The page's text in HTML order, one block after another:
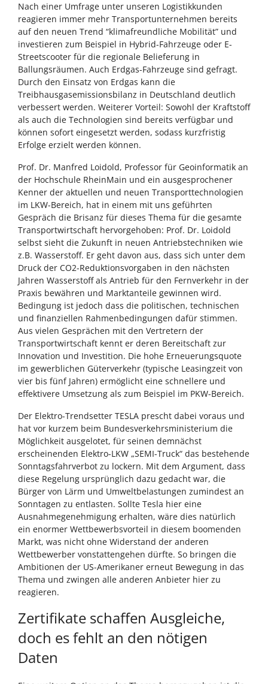
Nach einer Umfrage unter unseren Logistikkunden
reagieren immer mehr Transportunternehmen bereits
auf den neuen Trend “klimafreundliche Mobilität” und
investieren zum Beispiel in Hybrid-Fahrzeuge oder E-
Streetscooter für die regionale Belieferung in
Ballungsräumen. Auch Erdgas-Fahrzeuge sind gefragt.
Durch den Einsatz von Erdgas kann die
Treibhausgasemissionsbilanz in Deutschland deutlich
verbessert werden. Weiterer Vorteil: Sowohl der Kraftstoff
als auch die Technologien sind bereits verfügbar und
können sofort eingesetzt werden, sodass kurzfristig
Erfolge erzielt werden können.
Prof. Dr. Manfred Loidold, Professor für Geoinformatik an
der Hochschule RheinMain und ein ausgesprochener
Kenner der aktuellen und neuen Transporttechnologien
im LKW-Bereich, hat in einem mit uns geführten
Gespräch die Brisanz für dieses Thema für die gesamte
Transportwirtschaft hervorgehoben: Prof. Dr. Loidold
selbst sieht die Zukunft in neuen Antriebstechniken wie
z.B. Wasserstoff. Er geht davon aus, dass sich unter dem
Druck der CO2-Reduktionsvorgaben in den nächsten
Jahren Wasserstoff als Antrieb für den Fernverkehr in der
Praxis bewähren und Marktanteile gewinnen wird.
Bedingung ist jedoch dass die politischen, technischen
und finanziellen Rahmenbedingungen dafür stimmen.
Aus vielen Gesprächen mit den Vertretern der
Transportwirtschaft kennt er deren Bereitschaft zur
Innovation und Investition. Die hohe Erneuerungsquote
im gewerblichen Güterverkehr (typische Leasingzeit von
vier bis fünf Jahren) ermöglicht eine schnellere und
effektivere Umsetzung als zum Beispiel im PKW-Bereich.
Der Elektro-Trendsetter TESLA prescht dabei voraus und
hat vor kurzem beim Bundesverkehrsministerium die
Möglichkeit ausgelotet, für seinen demnächst
erscheinenden Elektro-LKW „SEMI-Truck“ das bestehende
Sonntagsfahrverbot zu lockern. Mit dem Argument, dass
diese Regelung ursprünglich dazu gedacht war, die
Bürger von Lärm und Umweltbelastungen zumindest an
Sonntagen zu entlasten. Sollte Tesla hier eine
Ausnahmegenehmigung erhalten, wäre dies natürlich
ein enormer Wettbewerbsvorteil in diesem boomenden
Markt, was nicht ohne Widerstand der anderen
Wettbewerber vonstattengehen dürfte. So bringen die
Ambitionen der US-Amerikaner erneut Bewegung in das
Thema und zwingen alle anderen Anbieter hier zu
reagieren.
Zertifikate schaffen Ausgleiche,
doch es fehlt an den nötigen
Daten